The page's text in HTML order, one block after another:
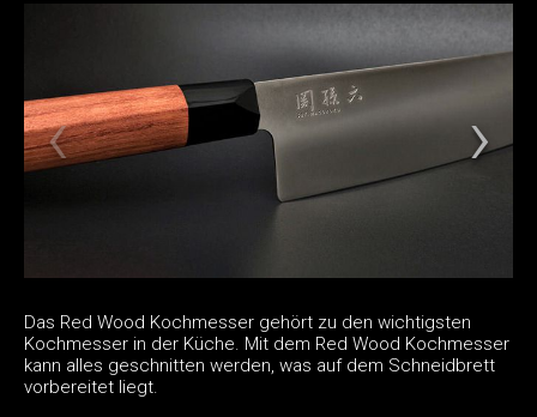
Das Red Wood Kochmesser gehört zu den wichtigsten
Kochmesser in der Küche. Mit dem Red Wood Kochmesser
kann alles geschnitten werden, was auf dem Schneidbrett
vorbereitet liegt.